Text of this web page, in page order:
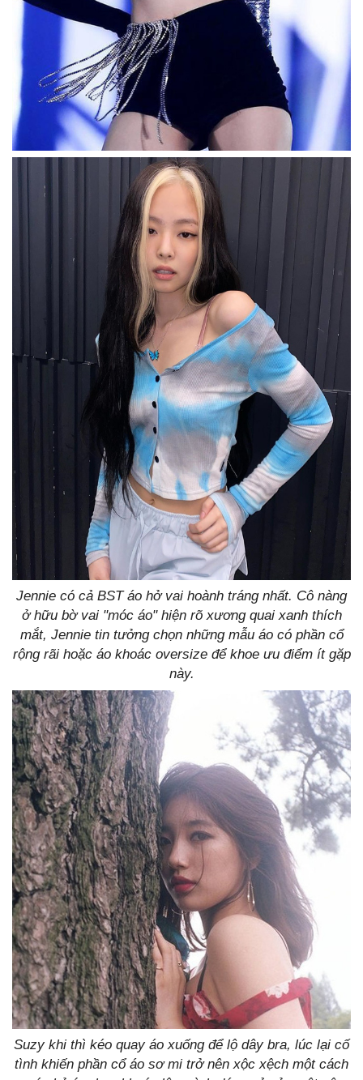
Jennie có cả BST áo hở vai hoành tráng nhất. Cô nàng
ở hữu bờ vai "móc áo" hiện rõ xương quai xanh thích
mắt, Jennie tin tưởng chọn những mẫu áo có phần cổ
rộng rãi hoặc áo khoác oversize để khoe ưu điểm ít gặp
này.
Suzy khi thì kéo quay áo xuống để lộ dây bra, lúc lại cố
tình khiến phần cổ áo sơ mi trở nên xộc xệch một cách